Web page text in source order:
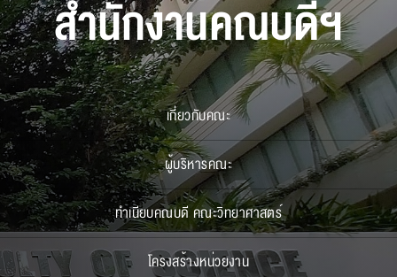
งานวิจัยและนวัตกรรม
เครือข่ายความร่วมมือ
บริการวิชาการ
ความร่วมมือกับต่างประเทศ
ข่าวและกิจกรรม
สำนักงานคณบดีฯ
เกี่ยวกับคณะ
ผู้บริหารคณะ
ทำเนียบคณบดี คณะวิทยาศาสตร์
โครงสร้างหน่วยงาน